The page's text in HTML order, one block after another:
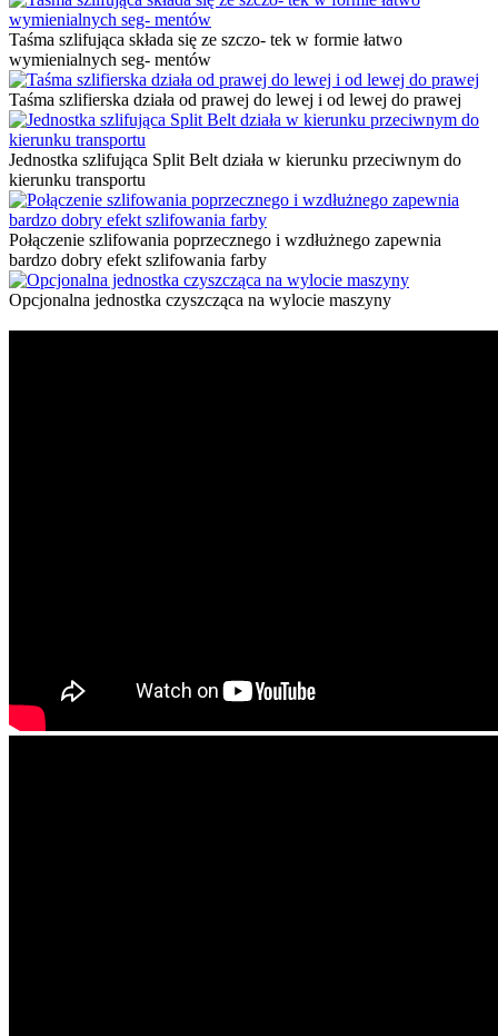
Taśma szlifująca składa się ze szczo- tek w formie łatwo
wymienialnych seg- mentów
Taśma szlifierska działa od prawej do lewej i od lewej do prawej
Jednostka szlifująca Split Belt działa w kierunku przeciwnym do
kierunku transportu
Połączenie szlifowania poprzecznego i wzdłużnego zapewnia
bardzo dobry efekt szlifowania farby
Opcjonalna jednostka czyszcząca na wylocie maszyny